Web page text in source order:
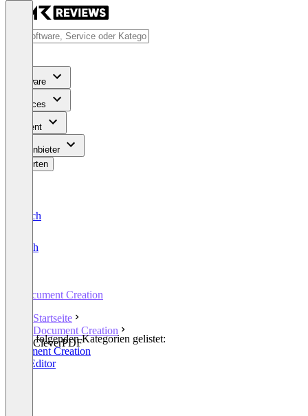
Software
Services
Content
Für Anbieter
Bewerten
Deutsch
English
Document Creation
Startseite
Document Creation
CleverPDF
In den folgenden Kategorien gelistet:
Document Creation
PDF Editor